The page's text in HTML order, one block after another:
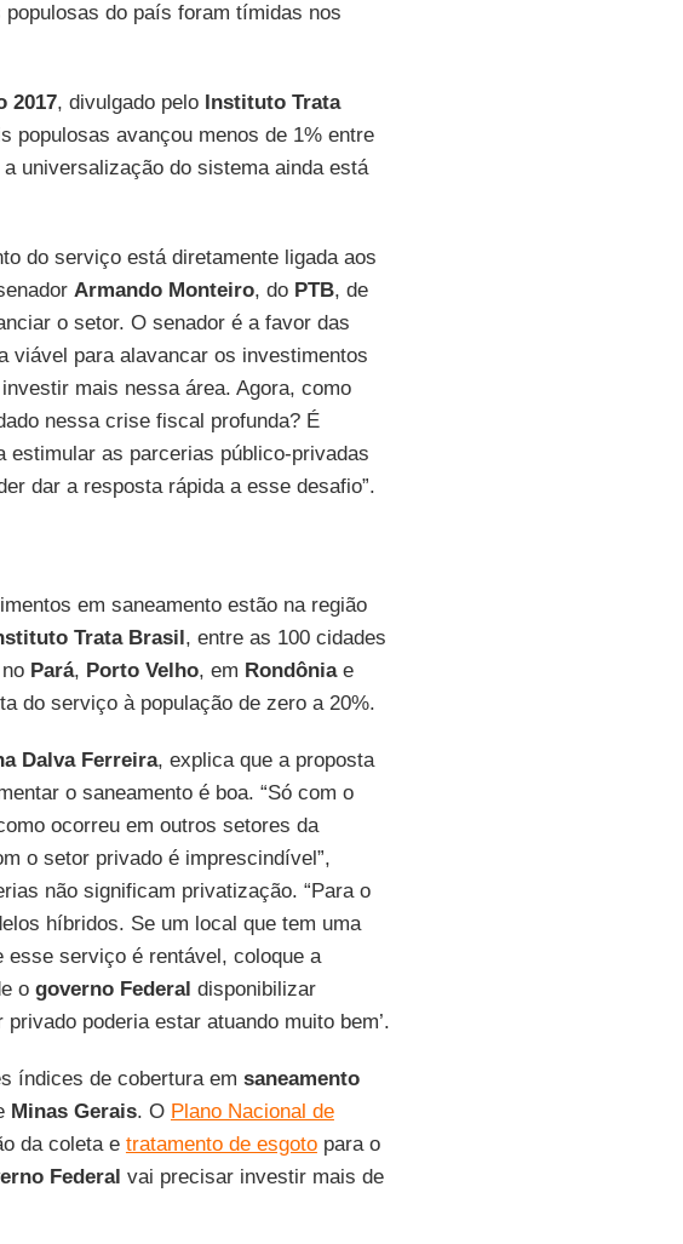
do país foram tímidas nos
2017, divulgado pelo Instituto Trata
populosas avançou menos de 1% entre
universalização do sistema ainda está
do serviço está diretamente ligada aos
Armando Monteiro, do PTB, de
o setor. O senador é a favor das
viável para alavancar os investimentos
mais nessa área. Agora, como
nessa crise fiscal profunda? É
estimular as parcerias público-privadas
dar a resposta rápida a esse desafio”.
em saneamento estão na região
Trata Brasil, entre as 100 cidades
Pará, Porto Velho, em Rondôniae
do serviço à população de zero a 20%.
Dalva Ferreira, explica que a proposta
o saneamento é boa. “Só com o
ocorreu em outros setores da
o setor privado é imprescindível”,
não significam privatização. “Para o
híbridos. Se um local que tem uma
esse serviço é rentável, coloque a
o governo Federal disponibilizar
poderia estar atuando muito bem’.
índices de cobertura em saneamento
Minas Gerais. O Plano Nacional de
da coleta e tratamento de esgotopara o
Federal vai precisar investir mais de